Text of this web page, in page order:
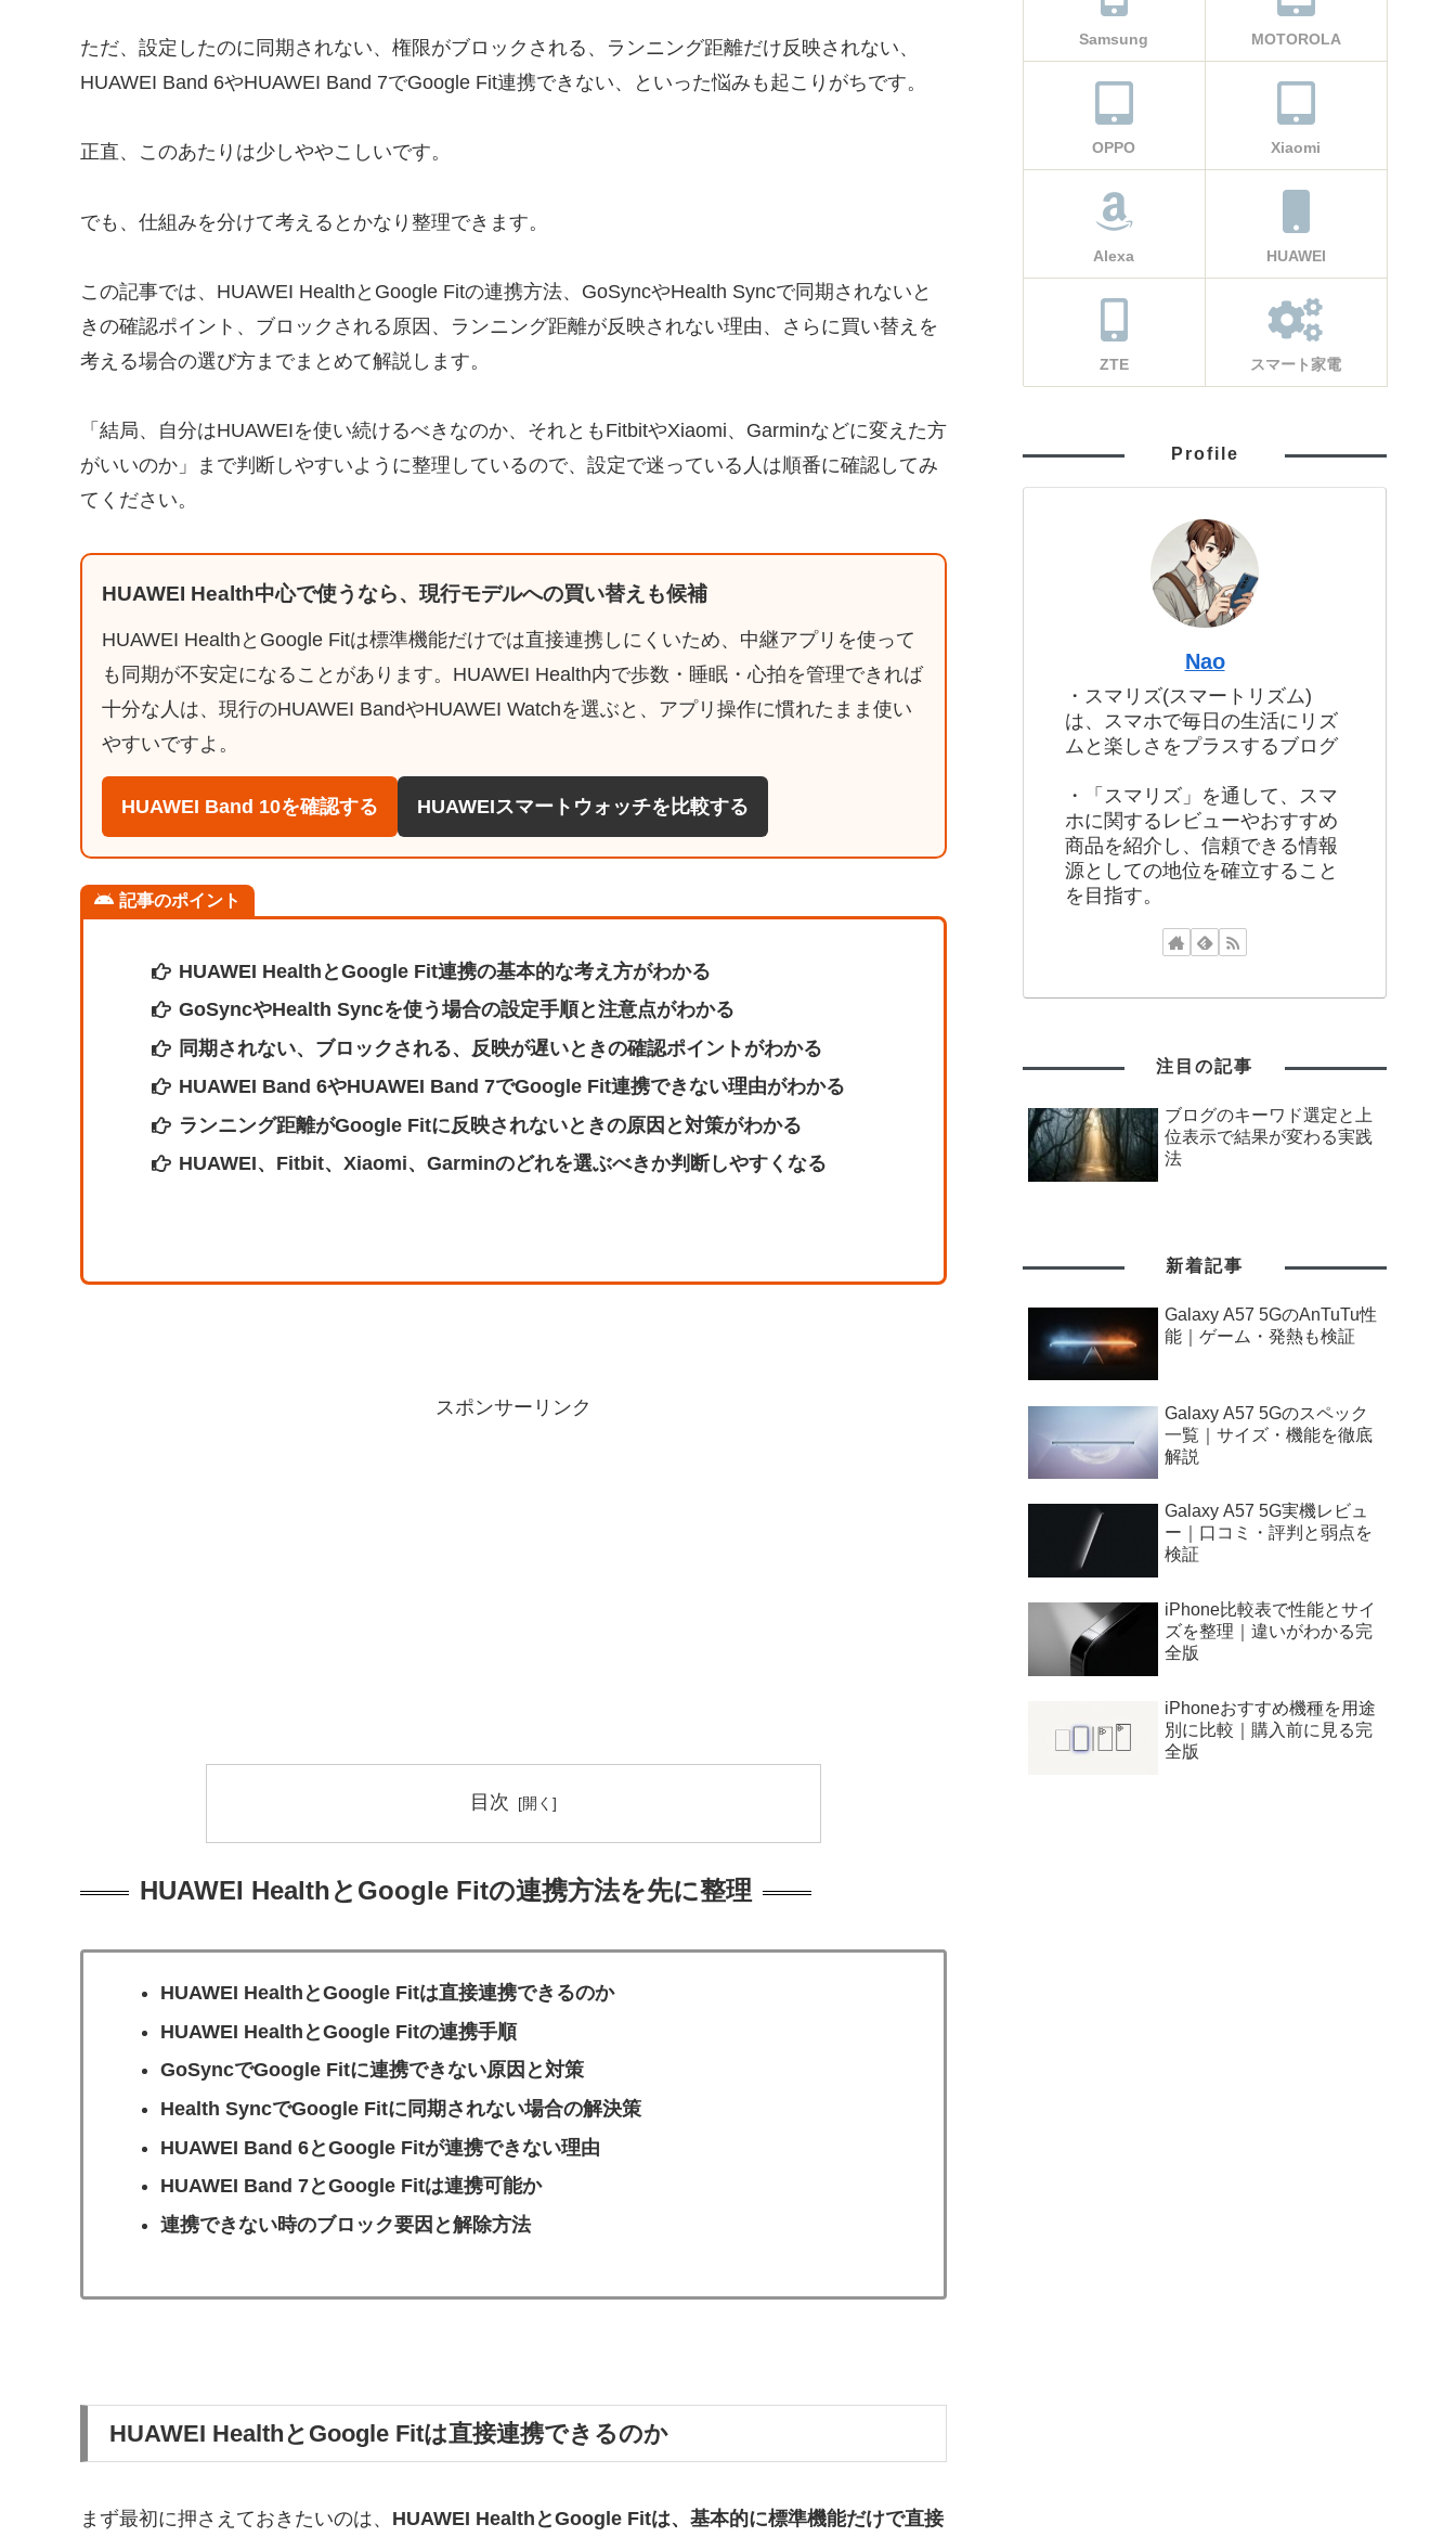
ただ、設定したのに同期されない、権限がブロックされる、ランニング距離だけ反映されない、
HUAWEI Band 6やHUAWEI Band 7でGoogle Fit連携できない、といった悩みも起こりがちです。
正直、このあたりは少しややこしいです。
でも、仕組みを分けて考えるとかなり整理できます。
この記事では、HUAWEI HealthとGoogle Fitの連携方法、GoSyncやHealth Syncで同期されないと
きの確認ポイント、ブロックされる原因、ランニング距離が反映されない理由、さらに買い替えを
考える場合の選び方までまとめて解説します。
「結局、自分はHUAWEIを使い続けるべきなのか、それともFitbitやXiaomi、Garminなどに変えた方
がいいのか」まで判断しやすいように整理しているので、設定で迷っている人は順番に確認してみ
てください。
HUAWEI Health中心で使うなら、現行モデルへの買い替えも候補
HUAWEI HealthとGoogle Fitは標準機能だけでは直接連携しにくいため、中継アプリを使って
も同期が不安定になることがあります。HUAWEI Health内で歩数・睡眠・心拍を管理できれば
十分な人は、現行のHUAWEI BandやHUAWEI Watchを選ぶと、アプリ操作に慣れたまま使い
やすいですよ。
HUAWEI Band 10を確認する HUAWEIスマートウォッチを比較する
記事のポイント
HUAWEI HealthとGoogle Fit連携の基本的な考え方がわかる
GoSyncやHealth Syncを使う場合の設定手順と注意点がわかる
同期されない、ブロックされる、反映が遅いときの確認ポイントがわかる
HUAWEI Band 6やHUAWEI Band 7でGoogle Fit連携できない理由がわかる
ランニング距離がGoogle Fitに反映されないときの原因と対策がわかる
HUAWEI、Fitbit、Xiaomi、Garminのどれを選ぶべきか判断しやすくなる
スポンサーリンク
目次
HUAWEI HealthとGoogle Fitの連携方法を先に整理
HUAWEI HealthとGoogle Fitは直接連携できるのか
HUAWEI HealthとGoogle Fitの連携手順
GoSyncでGoogle Fitに連携できない原因と対策
Health SyncでGoogle Fitに同期されない場合の解決策
HUAWEI Band 6とGoogle Fitが連携できない理由
HUAWEI Band 7とGoogle Fitは連携可能か
連携できない時のブロック要因と解除方法
HUAWEI HealthとGoogle Fitは直接連携できるのか
まず最初に押さえておきたいのは、 HUAWEI HealthとGoogle Fitは、基本的に標準機能だけで直接
Samsung MOTOROLA
OPPO Xiaomi
Alexa HUAWEI
ZTE スマート家電
Profile
Nao
・スマリズ(スマートリズム)
は、スマホで毎日の生活にリズ
ムと楽しさをプラスするブログ
・「スマリズ」を通して、スマ
ホに関するレビューやおすすめ
商品を紹介し、信頼できる情報
源としての地位を確立すること
を目指す。
注目の記事
ブログのキーワド選定と上
位表示で結果が変わる実践
法
新着記事
Galaxy A57 5GのAnTuTu性
能｜ゲーム・発熱も検証
Galaxy A57 5Gのスペック
一覧｜サイズ・機能を徹底
解説
Galaxy A57 5G実機レビュ
ー｜口コミ・評判と弱点を
検証
iPhone比較表で性能とサイ
ズを整理｜違いがわかる完
全版
iPhoneおすすめ機種を用途
別に比較｜購入前に見る完
全版